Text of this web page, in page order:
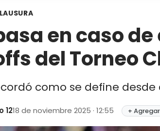
en caso
del Torneo
como se define
1218 de noviembre 2025 · 12:55 +